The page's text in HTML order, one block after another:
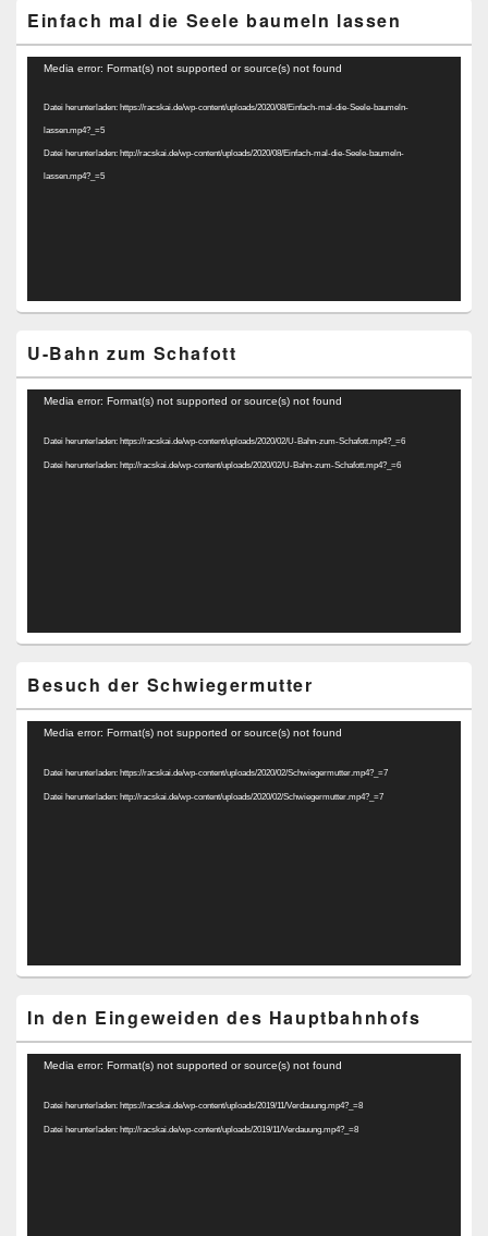
Einfach mal die Seele baumeln lassen
Video-
Media error: Format(s) not supported or source(s) not found
Datei herunterladen: https://racskai.de/wp-content/uploads/2020/08/Einfach-mal-die-Seele-baumeln-
lassen.mp4?_=5
Datei herunterladen: http://racskai.de/wp-content/uploads/2020/08/Einfach-mal-die-Seele-baumeln-
lassen.mp4?_=5
U-Bahn zum Schafott
Video-
Media error: Format(s) not supported or source(s) not found
Datei herunterladen: https://racskai.de/wp-content/uploads/2020/02/U-Bahn-zum-Schafott.mp4?_=6
Datei herunterladen: http://racskai.de/wp-content/uploads/2020/02/U-Bahn-zum-Schafott.mp4?_=6
Besuch der Schwiegermutter
Video-
Media error: Format(s) not supported or source(s) not found
Datei herunterladen: https://racskai.de/wp-content/uploads/2020/02/Schwiegermutter.mp4?_=7
Datei herunterladen: http://racskai.de/wp-content/uploads/2020/02/Schwiegermutter.mp4?_=7
In den Eingeweiden des Hauptbahnhofs
Video-
Media error: Format(s) not supported or source(s) not found
Datei herunterladen: https://racskai.de/wp-content/uploads/2019/11/Verdauung.mp4?_=8
Datei herunterladen: http://racskai.de/wp-content/uploads/2019/11/Verdauung.mp4?_=8